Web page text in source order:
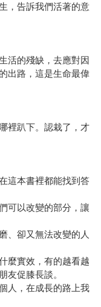
，告訴我們活著的意
活的殘缺，去應對因
出路，這是生命最偉
裡趴下。認栽了，才
這本書裡都能找到答
可以改變的部分，讓
、卻又無法改變的人
麼實效，有的越看越
友促膝長談。
人，在成長的路上我